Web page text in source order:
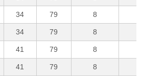
34 79 8
34 79 8
41 79 8
41 79 8